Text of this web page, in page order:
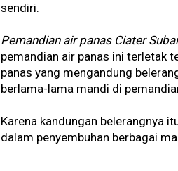
sendiri.
Pemandian air panas Ciater
pemandian air panas ini terletak
panas yang mengandung
berlama-lama mandi di
Karena kandungan belerangnya
dalam penyembuhan berbagai